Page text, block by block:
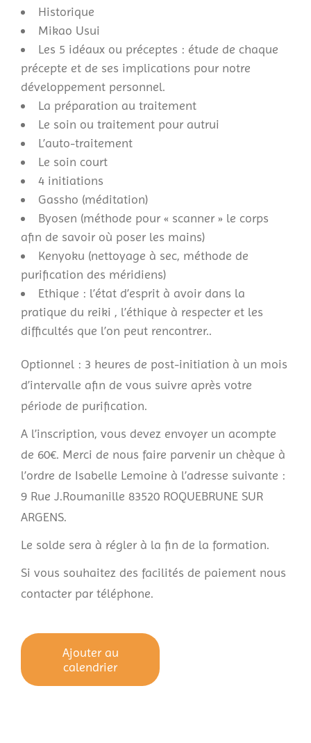
Historique
Mikao Usui
Les 5 idéaux ou préceptes : étude de chaque
précepte et de ses implications pour notre
développement personnel.
La préparation au traitement
Le soin ou traitement pour autrui
L’auto-traitement
Le soin court
4 initiations
Gassho (méditation)
Byosen (méthode pour « scanner » le corps
afin de savoir où poser les mains)
Kenyoku (nettoyage à sec, méthode de
purification des méridiens)
Ethique : l’état d’esprit à avoir dans la
pratique du reiki , l’éthique à respecter et les
difficultés que l’on peut rencontrer..
Optionnel : 3 heures de post-initiation à un mois
d’intervalle afin de vous suivre après votre
période de purification.
A l’inscription, vous devez envoyer un acompte
de 60€. Merci de nous faire parvenir un chèque à
l’ordre de Isabelle Lemoine à l’adresse suivante :
9 Rue J.Roumanille 83520 ROQUEBRUNE SUR
ARGENS.
Le solde sera à régler à la fin de la formation.
Si vous souhaitez des facilités de paiement nous
contacter par téléphone.
Ajouter au
calendrier